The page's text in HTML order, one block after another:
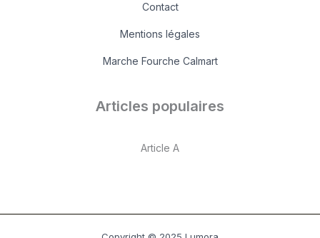
Contact
Mentions légales
Marche Fourche Calmart
Articles populaires
Article A